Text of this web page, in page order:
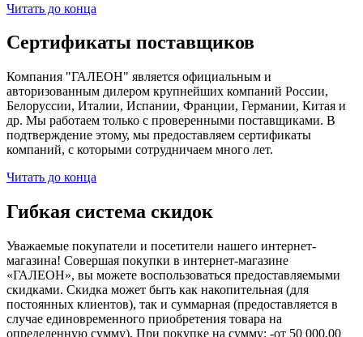
Читать до конца
Сертификаты поставщиков
Компания "ГАЛЕОН" является официальным и
авторизованным дилером крупнейших компаний России,
Белоруссии, Италии, Испании, Франции, Германии, Китая и
др. Мы работаем только с проверенными поставщиками. В
подтверждение этому, мы предоставляем сертификаты
компаний, с которыми сотрудничаем много лет.
Читать до конца
Гибкая система скидок
Уважаемые покупатели и посетители нашего интернет-
магазина! Совершая покупки в интернет-магазине
«ГАЛЕОН», вы можете воспользоваться предоставляемыми
скидками. Скидка может быть как накопительная (для
постоянных клиентов), так и суммарная (предоставляется в
случае единовременного приобретения товара на
определенную сумму). При покупке на сумму: -от 50 000,00